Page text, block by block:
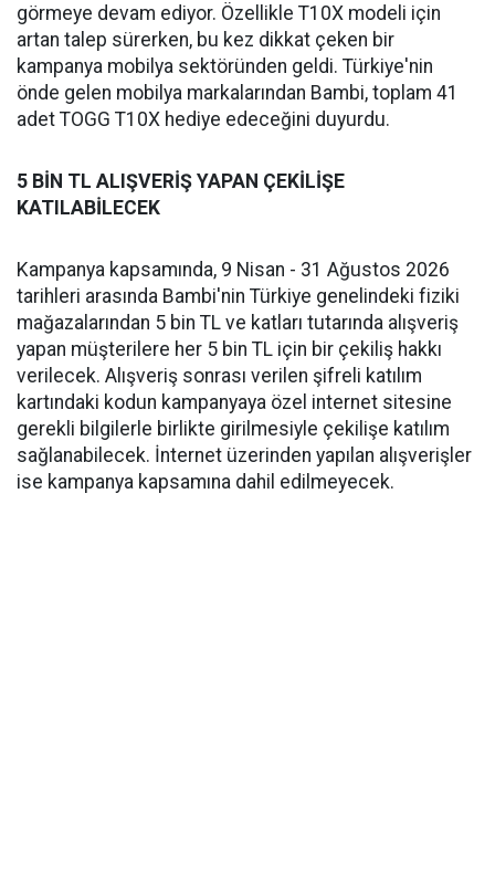
görmeye devam ediyor. Özellikle T10X modeli için
artan talep sürerken, bu kez dikkat çeken bir
kampanya mobilya sektöründen geldi. Türkiye'nin
önde gelen mobilya markalarından Bambi, toplam 41
adet TOGG T10X hediye edeceğini duyurdu.
5 BİN TL ALIŞVERİŞ YAPAN ÇEKİLİŞE
KATILABİLECEK
Kampanya kapsamında, 9 Nisan - 31 Ağustos 2026
tarihleri arasında Bambi'nin Türkiye genelindeki fiziki
mağazalarından 5 bin TL ve katları tutarında alışveriş
yapan müşterilere her 5 bin TL için bir çekiliş hakkı
verilecek. Alışveriş sonrası verilen şifreli katılım
kartındaki kodun kampanyaya özel internet sitesine
gerekli bilgilerle birlikte girilmesiyle çekilişe katılım
sağlanabilecek. İnternet üzerinden yapılan alışverişler
ise kampanya kapsamına dahil edilmeyecek.